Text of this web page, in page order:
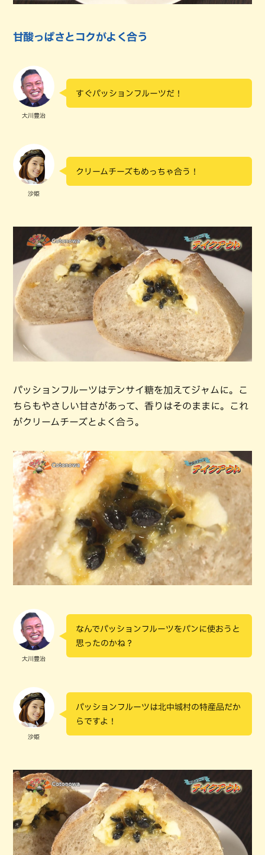
甘酸っぱさとコクがよく合う
大川豊治
すぐパッションフルーツだ！
沙姫
クリームチーズもめっちゃ合う！
パッションフルーツはテンサイ糖を加えてジャムに。こ
ちらもやさしい甘さがあって、香りはそのままに。これ
がクリームチーズとよく合う。
大川豊治
なんでパッションフルーツをパンに使おうと
思ったのかね？
沙姫
パッションフルーツは北中城村の特産品だか
らですよ！